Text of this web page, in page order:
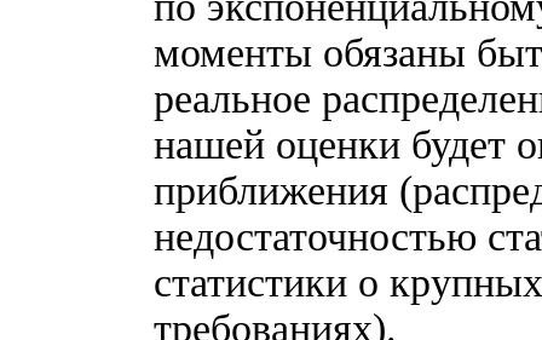
моменты обязаны
реальное
нашей оценки будет
приближения
недостаточностью
статистики о
требованиях).